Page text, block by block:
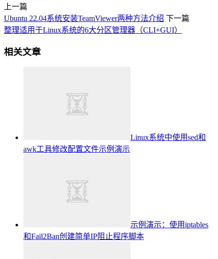
上一篇
Ubuntu 22.04系统安装TeamViewer两种方法介绍 下一篇
整理适用于Linux系统的6大分区管理器（CLI+GUI）
相关文章
Linux系统中使用sed和
awk工具修改配置文件示例演示
示例演示：使用iptables
和Fail2Ban创建简单IP阻止程序脚本